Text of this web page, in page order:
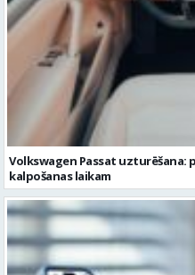
Volkswagen Passat
kalpošanas laikam